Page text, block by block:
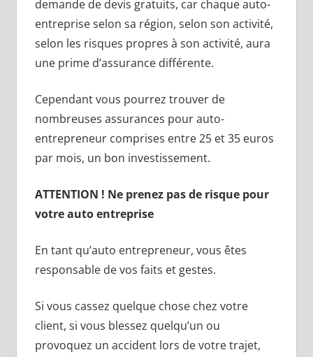
demande de devis gratuits, car chaque auto-
entreprise selon sa région, selon son activité,
selon les risques propres à son activité, aura
une prime d’assurance différente.
Cependant vous pourrez trouver de
nombreuses assurances pour auto-
entrepreneur comprises entre 25 et 35 euros
par mois, un bon investissement.
ATTENTION ! Ne prenez pas de risque pour
votre auto entreprise
En tant qu’auto entrepreneur, vous êtes
responsable de vos faits et gestes.
Si vous cassez quelque chose chez votre
client, si vous blessez quelqu’un ou
provoquez un accident lors de votre trajet,